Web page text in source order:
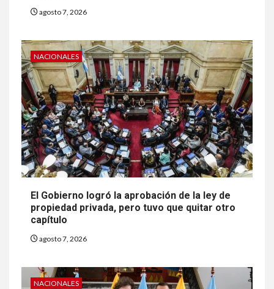
agosto 7, 2026
NACIONALES
El Gobierno logró la aprobación de la ley de
propiedad privada, pero tuvo que quitar otro
capítulo
agosto 7, 2026
NACIONALES